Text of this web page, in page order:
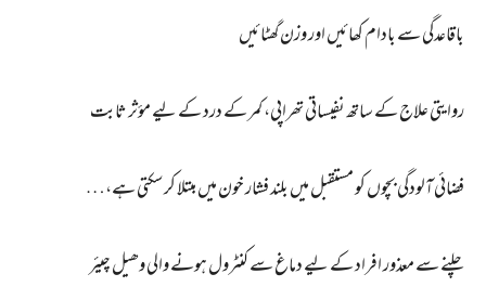
باقاعدگی سے بادام کھائیں اور وزن گھٹائیں
روایتی علاج کے ساتھ نفیساتی تھراپی، کمر کے درد کے لیے مؤثر ثابت
فضائی آلودگی بچوں کو مستقبل میں بلند فشار خون میں مبتلا کر سکتی ہے،…
چلنے سے معذور افراد کے لیے دماغ سے کنٹرول ہونے والی وھیل چیئر